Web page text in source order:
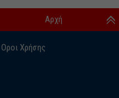
Οροι Χρήσης
Αρχή